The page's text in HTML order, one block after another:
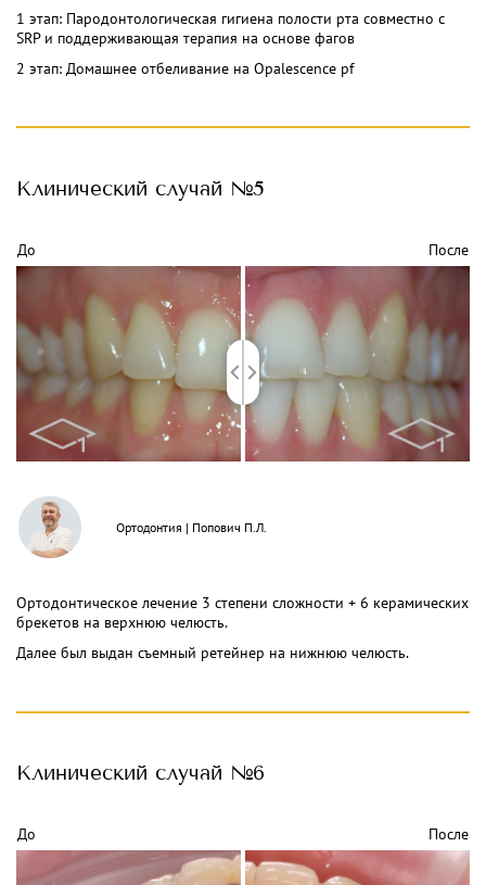
1 этап: Пародонтологическая гигиена полости рта совместно с
SRP и поддерживающая терапия на основе фагов
2 этап: Домашнее отбеливание на Opalescence pf
Клинический случай №5
До После
Ортодонтия | Попович П.Л.
Ортодонтическое лечение 3 степени сложности + 6 керамических
брекетов на верхнюю челюсть.
Далее был выдан съемный ретейнер на нижнюю челюсть.
Клинический случай №6
До После